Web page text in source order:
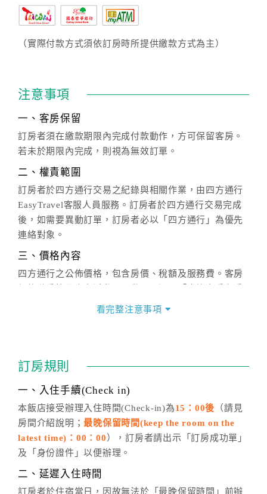
（實際付款方式須依訂房時所提供繳款方式為主）
注意事項
一、客房保留
訂房者須在繳款期限內完成付款動作，方可保留客房。
若未於期限內完成，則視為無效訂單。
二、權責範圍
訂房者於四方通行交易之紀錄與相關作業，由四方通行
EasyTravel客服人員服務。訂房者於四方通行交易完成
後，如需要異動訂單，訂房者必以「四方通行」為優先
連絡對象。
三、價格內容
四方通行之公佈價格，包含房價、稅額及服務費。客房
價」之當日價格為標準。
話方式異動訂單。
※非客服時間之申辦異動，皆為次日計算及辦理。
五、客服時間
週一至週日，上午9:00～晚上6:00
六、聯絡方式
(07)9682715 。
看完整注意事項
訂房規則
一、入住手續(Check in)
本飯店接受辦理入住時間(Check-in)為15：00後 （請見
房間介紹說明；最晚保留時間(keep the room on the
latest time)：00：00 ），訂房者請出示「訂房成功單」
及「身份證件」以便辦理。
二、延遲入住時間
訂房者於住宿當日，因故無法於「最晚保留時間」前辦